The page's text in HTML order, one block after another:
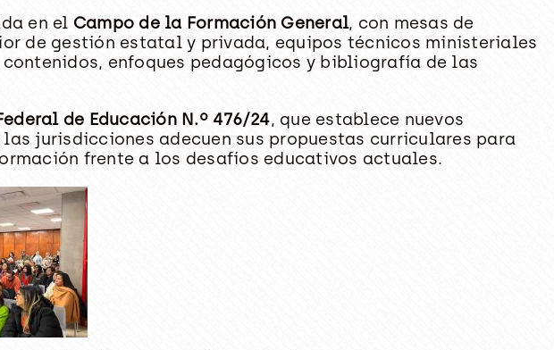
en el Campo de la Formación General, con mesas de
de gestión estatal y privada, equipos técnicos ministeriales
enfoques pedagógicos y bibliografía de las
de Educación N.º 476/24, que establece nuevos
jurisdicciones adecuen sus propuestas curriculares para
frente a los desafíos educativos actuales.